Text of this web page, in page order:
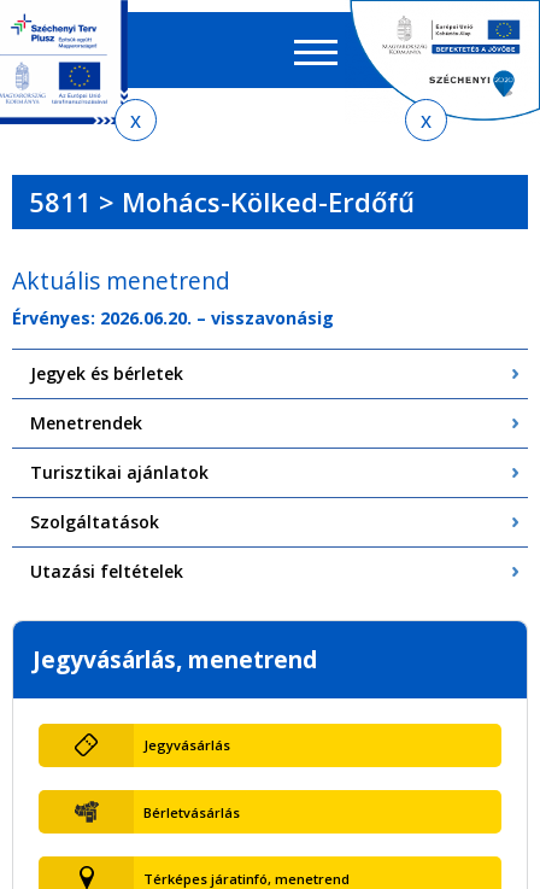
menetrendkeresőhöz
almenühöz
tartalomra
oldaltérképre
EN HU
űrlap
5811 > Mohács-Kölked-Erdőfű
Aktuális menetrend
Érvényes: 2026.06.20. – visszavonásig
Jegyek és bérletek
Menetrendek
Turisztikai ajánlatok
Szolgáltatások
Utazási feltételek
Jegyvásárlás, menetrend
Jegyvásárlás
Bérletvásárlás
Térképes járatinfó, menetrend